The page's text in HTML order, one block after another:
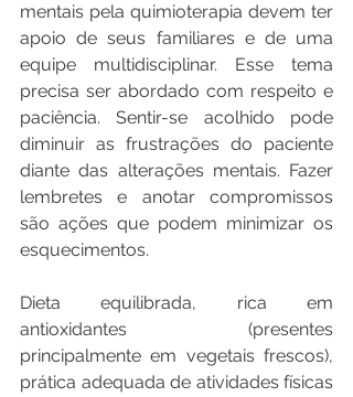
mentais pela quimioterapia devem ter
apoio de seus familiares e de uma
equipe multidisciplinar. Esse tema
precisa ser abordado com respeito e
paciência. Sentir-se acolhido pode
diminuir as frustrações do paciente
diante das alterações mentais. Fazer
lembretes e anotar compromissos
são ações que podem minimizar os
esquecimentos.
Dieta equilibrada, rica em
antioxidantes (presentes
principalmente em vegetais frescos),
prática adequada de atividades físicas